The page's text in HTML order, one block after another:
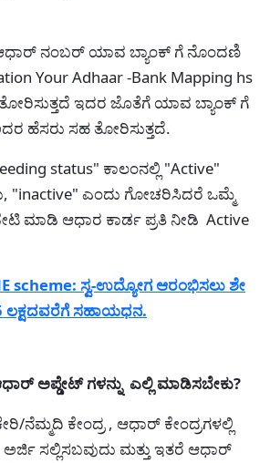
ನಂಬರ್ ಯಾವ ಬ್ಯಾಂಕ್ ಗೆ ನೊಂದಣಿ
Your Adhaar -Bank Mapping hs
ಇದರ ಜೊತೆಗೆ ಯಾವ ಬ್ಯಾಂಕ್ ಗೆ
ಹೆಸರು ಸಹ ತೋರಿಸುತ್ತದೆ.
status" ಕಾಲಂನಲ್ಲಿ "Active"
"inactive" ಎಂದು ಗೋಚರಿಸಿದರೆ ಒಮ್ಮೆ
ಮಾಡಿ ಆಧಾರ‍ ಕಾರ್ಡ ಪ್ರತಿ ನೀಡಿ Active
scheme: ಸ್ವ-ಉದ್ಯೋಗ ಆರಂಭಿಸಲು ಶೇ
ಲಕ್ಷದವರೆಗೆ ಸಹಾಯಧನ.
ಅಪ್ಡೇಟ್ ಗಳನ್ನು ಎಲ್ಲಿ ಮಾಡಿಸಬೇಕು?
ನೆಮ್ಮದಿ ಕೇಂದ್ರ , ಆಧಾರ್ ಕೇಂದ್ರಗಳಲ್ಲಿ
ಸಲ್ಲಿಸಬವುದು ಮತ್ತು ಇತರೆ ಆಧಾರ್